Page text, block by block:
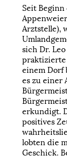
Seit
Arztstelle),
sich Dr.
einem Dorf
es zu einer
erkundigt.
positives
lobten die
Geschick.